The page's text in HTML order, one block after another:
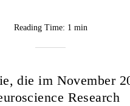
Reading Time: 1 min
die im November
Research